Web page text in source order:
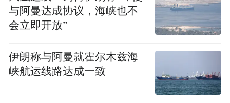
与阿曼达成协议，海峡也不
会立即开放”
伊朗称与阿曼就霍尔木兹海
峡航运线路达成一致